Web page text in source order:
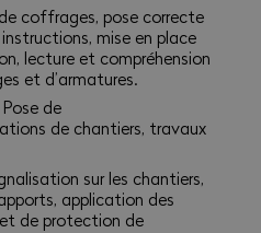
coffrages, pose correcte
mise en place
lecture et compréhension
et d’armatures.
Pose de
de chantiers, travaux
sur les chantiers,
application des
de protection de